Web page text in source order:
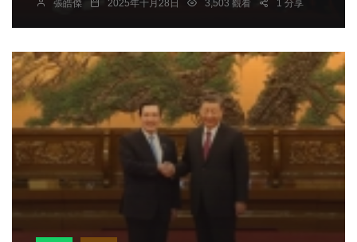
張皓傑 2025年十月28日 3,503 觀看 1 分享